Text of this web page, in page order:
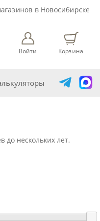
в Новосибирске
Войти Корзина
голов
до нескольких лет.